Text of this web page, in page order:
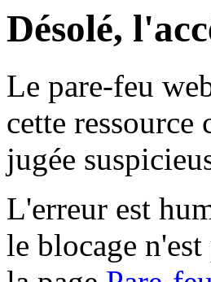
Désolé,
Le pare-feu
cette ressource
jugée
L'erreur est
le blocage